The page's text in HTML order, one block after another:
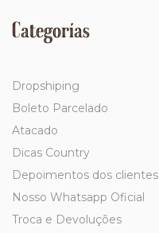
Categorías
Dropshiping
Boleto Parcelado
Atacado
Dicas Country
Depoimentos dos clientes
Nosso Whatsapp Oficial
Troca e Devoluções